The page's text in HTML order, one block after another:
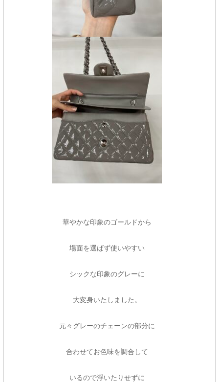
華やかな印象のゴールドから
場面を選ばず使いやすい
シックな印象のグレーに
大変身いたしました。
元々グレーのチェーンの部分に
合わせてお色味を調合して
いるので浮いたりせずに